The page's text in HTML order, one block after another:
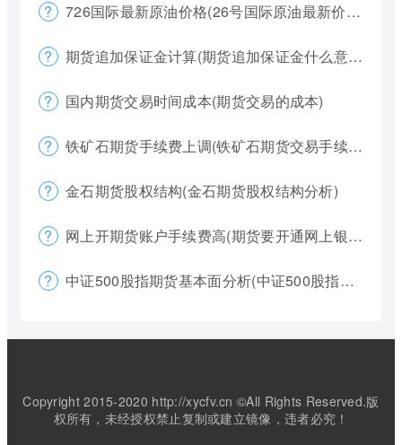
726国际最新原油价格(26号国际原油最新价格)
期货追加保证金计算(期货追加保证金什么意思)
国内期货交易时间成本(期货交易的成本)
铁矿石期货手续费上调(铁矿石期货交易手续费多少)
金石期货股权结构(金石期货股权结构分析)
网上开期货账户手续费高(期货要开通网上银行)
中证500股指期货基本面分析(中证500股指期货是什么意思)
Copyright 2015-2020 http://xycfv.cn ©All Rights Reserved.版
权所有，未经授权禁止复制或建立镜像，违者必究！